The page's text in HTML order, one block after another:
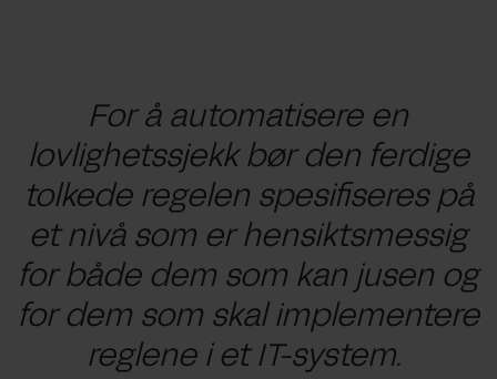
Forå automatisereen
lovlighetssjekkbør den ferdige
tolkede regelen spesifiseres på
et nivå som er hensiktsmessig
for både dem som kan jusen og
for dem som skalimplementere
reglene i et IT-system.